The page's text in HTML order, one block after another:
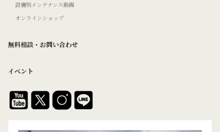
設備別メンテナンス動画
オンラインショップ
無料相談・お問い合わせ
イベント